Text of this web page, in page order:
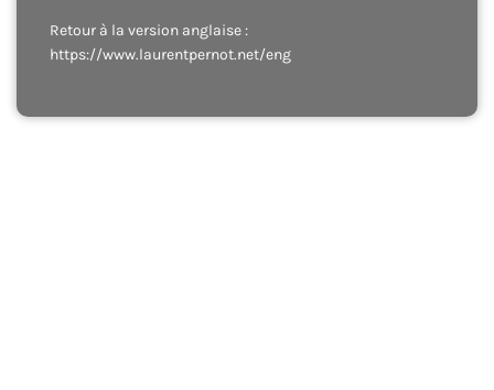
Retour à la version anglaise :
https://www.laurentpernot.net/eng